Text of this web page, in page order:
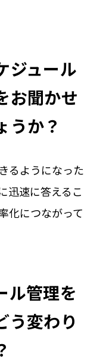
ジュール
お聞かせ
うか？
るようになった
迅速に答えるこ
化につながって
ル管理を
う変わり